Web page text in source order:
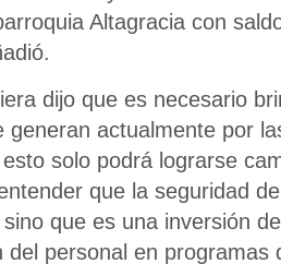
Altagracia con
dijo que es necesario
generan actualmente por
solo podrá lograrse
que la seguridad
que es una inversión
del personal en programas